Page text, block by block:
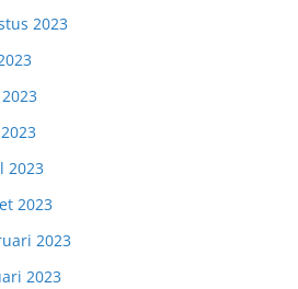
2023
2023
2023
2023
2023